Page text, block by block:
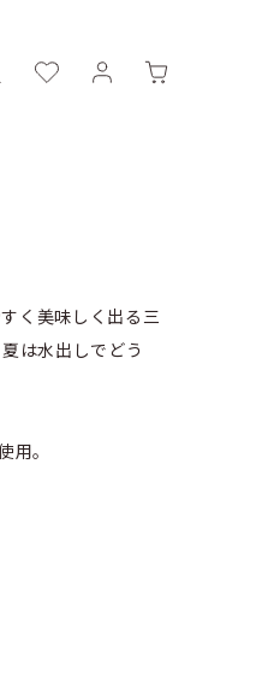
く美味しく出る三
は水出しでどう
。